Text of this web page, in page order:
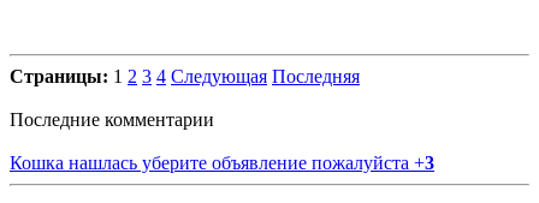
Страницы: 1 2 3 4 Следующая Последняя
Последние комментарии
Кошка нашлась уберите объявление пожалуйста +3